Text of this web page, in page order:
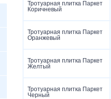
Тротуарная плитка Паркет
Коричневый
Тротуарная плитка Паркет
Оранжевый
Тротуарная плитка Паркет
Желтый
Тротуарная плитка Паркет
Черный